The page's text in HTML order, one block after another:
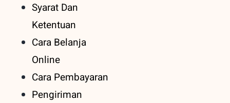
Syarat Dan
Ketentuan
Cara Belanja
Online
Cara Pembayaran
Pengiriman